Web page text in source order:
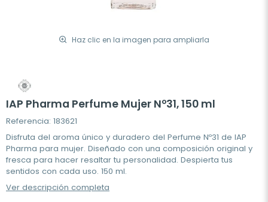
Haz clic en la imagen para ampliarla
IAP Pharma Perfume Mujer Nº31, 150 ml
Referencia: 183621
Disfruta del aroma único y duradero del Perfume Nº31 de IAP
Pharma para mujer. Diseñado con una composición original y
fresca para hacer resaltar tu personalidad. Despierta tus
sentidos con cada uso. 150 ml.
Ver descripción completa